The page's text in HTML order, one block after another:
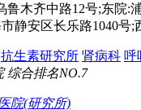
鲁木齐中路12号;东院:
静安区长乐路1040号;
抗生素研究所 肾病科 呼
综合排名NO.7